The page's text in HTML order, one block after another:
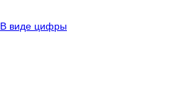
В виде цифры